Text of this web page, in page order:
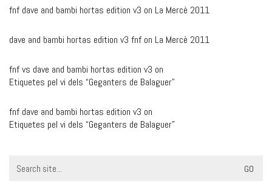
fnf dave and bambi hortas edition v3 on La Mercè 2011
dave and bambi hortas edition v3 fnf on La Mercè 2011
fnf vs dave and bambi hortas edition v3 on
Etiquetes pel vi dels “Geganters de Balaguer”
fnf dave and bambi hortas edition v3 on
Etiquetes pel vi dels “Geganters de Balaguer”
for: